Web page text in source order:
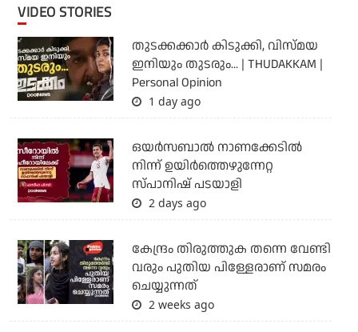
VIDEO STORIES
തുടക്കക്കാര്‍ കിടുക്കി, വിസ്മയ
ഇനിയും തുടരും... | THUDAKKAM |
Personal Opinion
1 day ago
ഒയര്‍സബാൽ നാണക്കേടിൽ
നിന്ന് ഉയിർത്തെഴുന്നേറ്റ
സ്പാനിഷ് പടയാളി
2 days ago
കേന്ദ്രം തിരുത്തുക തന്നെ വേണ്ടി
വരും പുതിയ പിള്ളേരാണ് സമരം
ചെയ്യുന്നത്
2 weeks ago